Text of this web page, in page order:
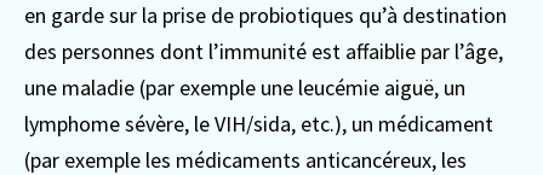
en garde sur la prise de probiotiques qu’à destination
des personnes dont l’immunité est affaiblie par l’âge,
une maladie (par exemple une leucémie aiguë, un
lymphome sévère, le VIH/sida, etc.), un médicament
(par exemple les médicaments anticancéreux, les